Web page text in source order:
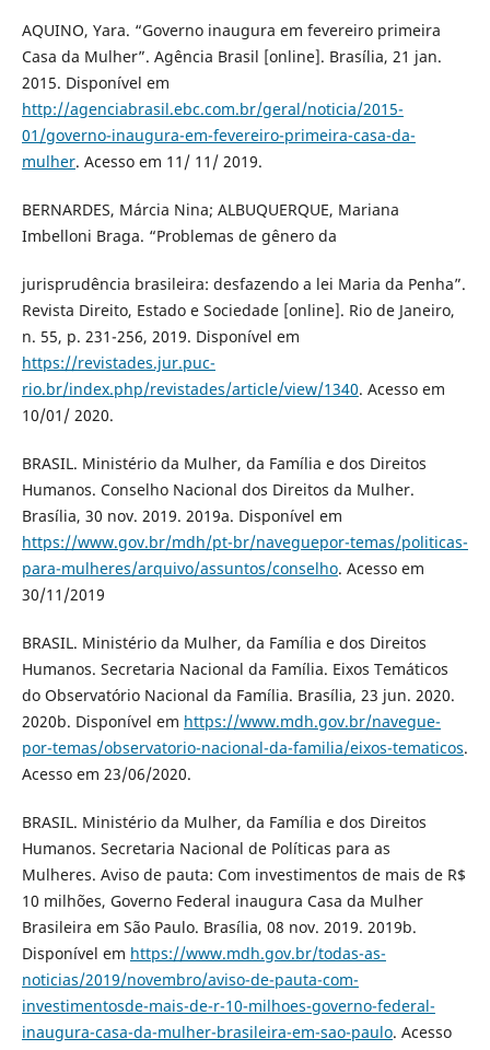
AQUINO, Yara. “Governo inaugura em fevereiro primeira
Casa da Mulher”. Agência Brasil [online]. Brasília, 21 jan.
2015. Disponível em
http://agenciabrasil.ebc.com.br/geral/noticia/2015-
01/governo-inaugura-em-fevereiro-primeira-casa-da-
mulher. Acesso em 11/ 11/ 2019.
BERNARDES, Márcia Nina; ALBUQUERQUE, Mariana
Imbelloni Braga. “Problemas de gênero da
jurisprudência brasileira: desfazendo a lei Maria da Penha”.
Revista Direito, Estado e Sociedade [online]. Rio de Janeiro,
n. 55, p. 231-256, 2019. Disponível em
https://revistades.jur.puc-
rio.br/index.php/revistades/article/view/1340. Acesso em
10/01/ 2020.
BRASIL. Ministério da Mulher, da Família e dos Direitos
Humanos. Conselho Nacional dos Direitos da Mulher.
Brasília, 30 nov. 2019. 2019a. Disponível em
https://www.gov.br/mdh/pt-br/naveguepor-temas/politicas-
para-mulheres/arquivo/assuntos/conselho. Acesso em
30/11/2019
BRASIL. Ministério da Mulher, da Família e dos Direitos
Humanos. Secretaria Nacional da Família. Eixos Temáticos
do Observatório Nacional da Família. Brasília, 23 jun. 2020.
2020b. Disponível em https://www.mdh.gov.br/navegue-
por-temas/observatorio-nacional-da-familia/eixos-tematicos.
Acesso em 23/06/2020.
BRASIL. Ministério da Mulher, da Família e dos Direitos
Humanos. Secretaria Nacional de Políticas para as
Mulheres. Aviso de pauta: Com investimentos de mais de R$
10 milhões, Governo Federal inaugura Casa da Mulher
Brasileira em São Paulo. Brasília, 08 nov. 2019. 2019b.
Disponível em https://www.mdh.gov.br/todas-as-
noticias/2019/novembro/aviso-de-pauta-com-
investimentosde-mais-de-r-10-milhoes-governo-federal-
inaugura-casa-da-mulher-brasileira-em-sao-paulo. Acesso